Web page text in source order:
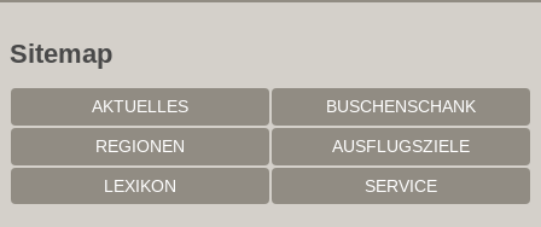
Sitemap
AKTUELLES BUSCHENSCHANK
REGIONEN AUSFLUGSZIELE
LEXIKON SERVICE